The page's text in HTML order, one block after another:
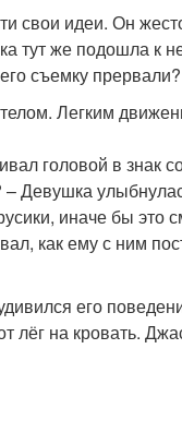
свои идеи. Он
тут же подошла к
съемку
Легким
головой в знак
– Девушка
иначе бы
как ему с ним
его
лёг на кровать.